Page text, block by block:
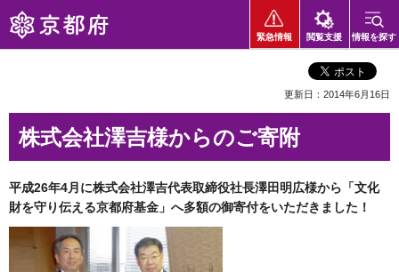
京都府
緊急情報 閲覧支援 情報を探す
更新日：2014年6月16日
株式会社澤吉様からのご寄附
平成26年4月に株式会社澤吉代表取締役社長澤田明広様から「文化
財を守り伝える京都府基金」へ多額の御寄付をいただきました！